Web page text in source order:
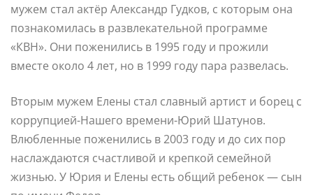
мужем стал актёр Александр Гудков, с которым она
познакомилась в развлекательной программе
«КВН». Они поженились в 1995 году и прожили
вместе около 4 лет, но в 1999 году пара развелась.
Вторым мужем Елены стал славный артист и борец с
коррупцией-Нашего времени-Юрий Шатунов.
Влюбленные поженились в 2003 году и до сих пор
наслаждаются счастливой и крепкой семейной
жизнью. У Юрия и Елены есть общий ребенок — сын